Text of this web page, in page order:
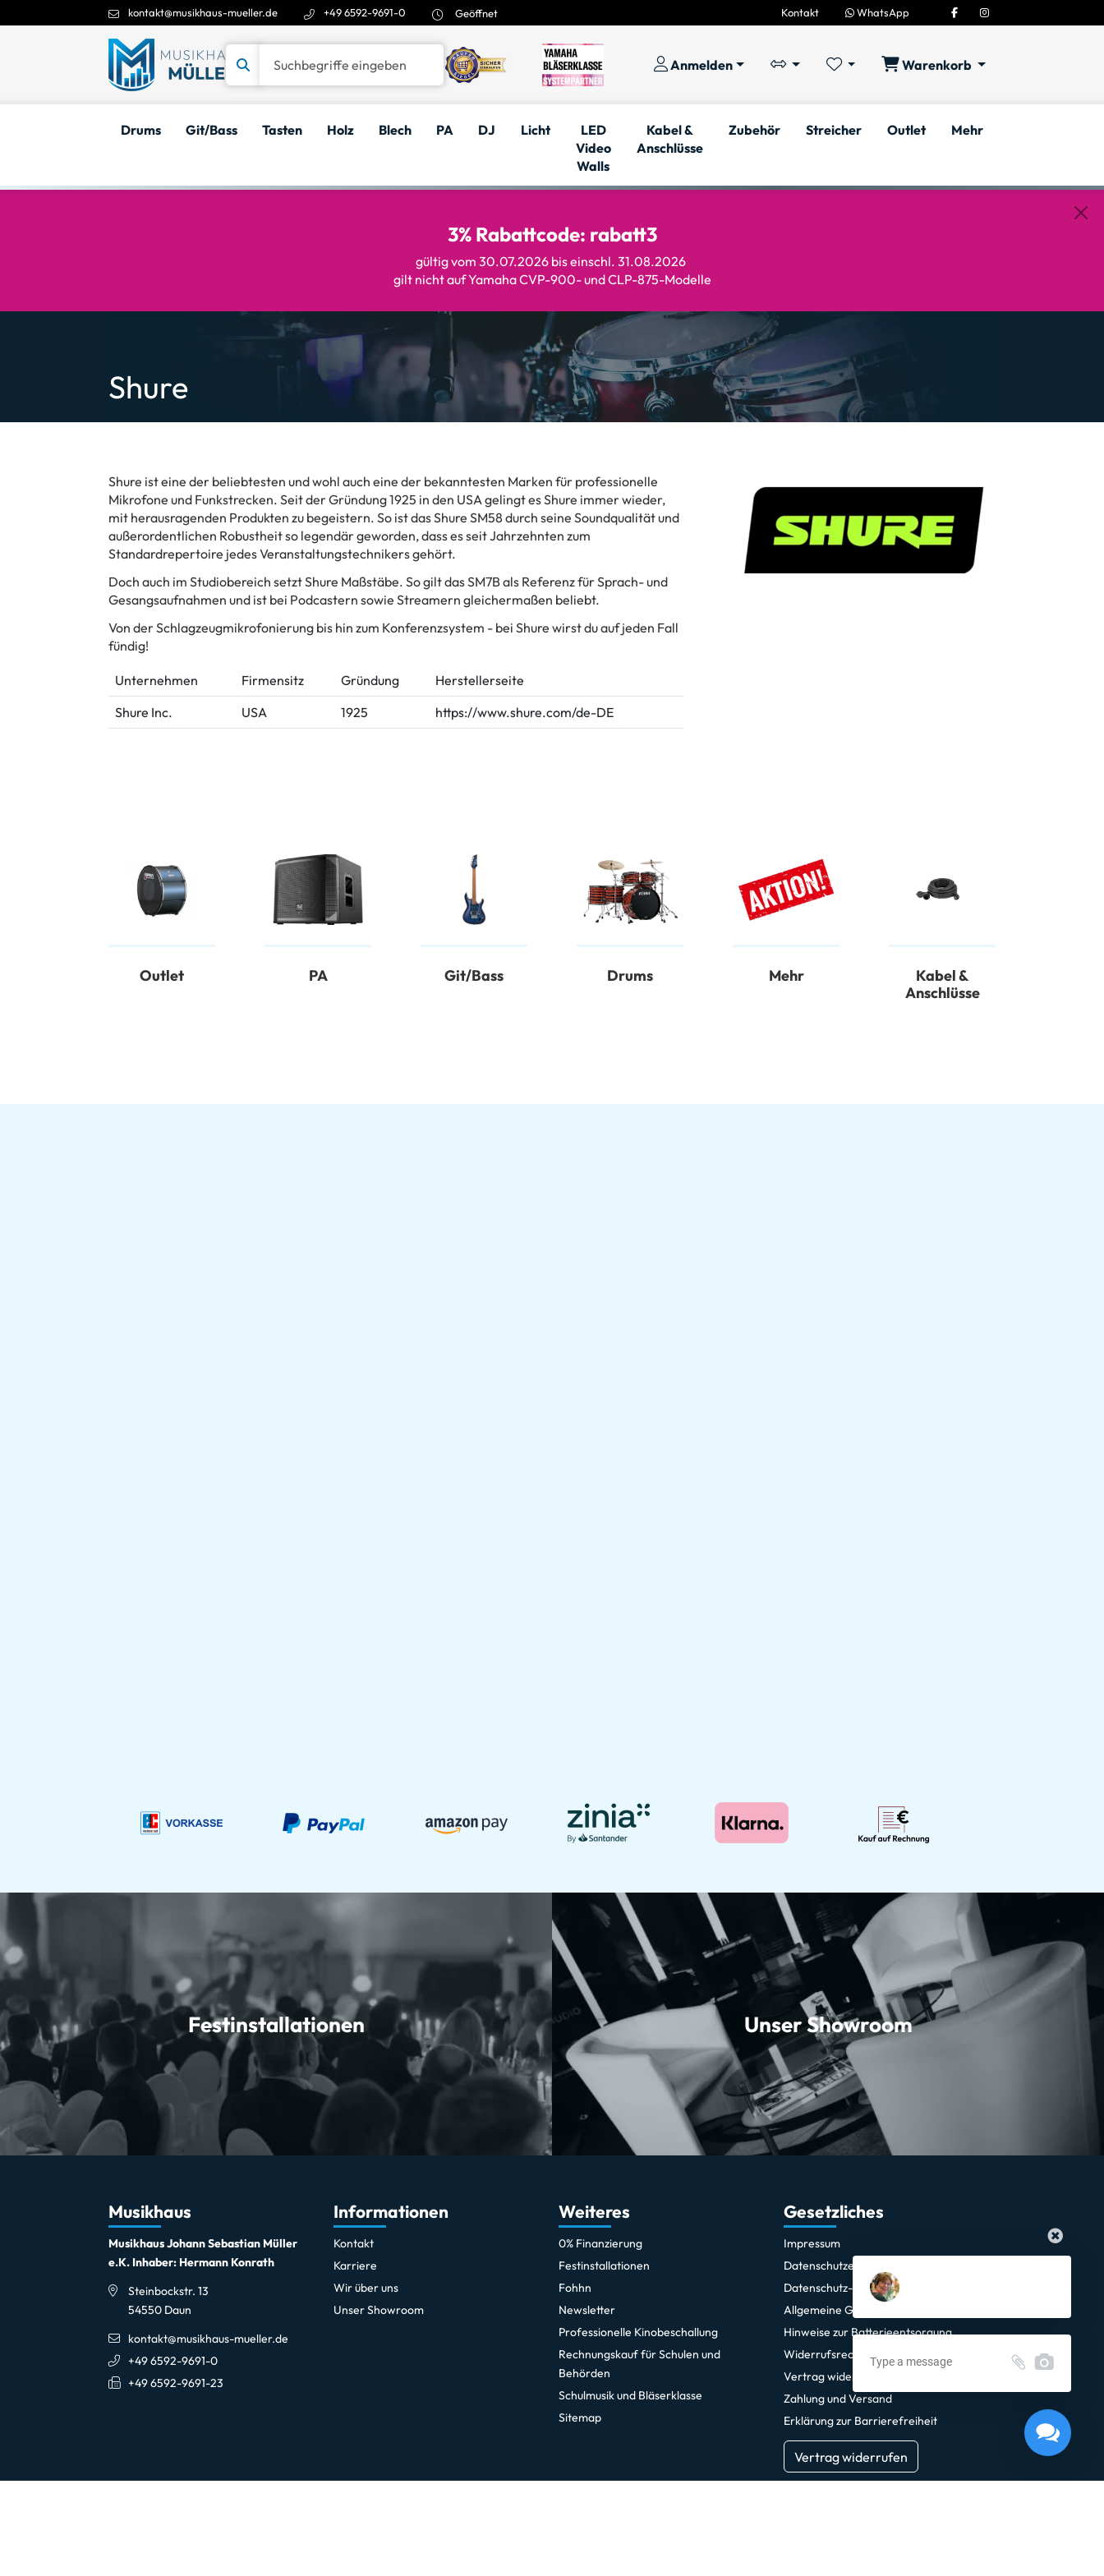
kontakt@musikhaus-mueller.de +49 6592-9691-0 Geöffnet Kontakt WhatsApp
Anmelden Warenkorb
Drums Git/Bass Tasten Holz Blech PA DJ Licht
LED
Video
Walls
Kabel &
Anschlüsse
Zubehör Streicher Outlet Mehr
3% Rabattcode: rabatt3
gültig vom 30.07.2026 bis einschl. 31.08.2026
gilt nicht auf Yamaha CVP-900- und CLP-875-Modelle
Shure
Shure ist eine der beliebtesten und wohl auch eine der bekanntesten Marken für professionelle
Mikrofone und Funkstrecken. Seit der Gründung 1925 in den USA gelingt es Shure immer wieder,
mit herausragenden Produkten zu begeistern. So ist das Shure SM58 durch seine Soundqualität und
außerordentlichen Robustheit so legendär geworden, dass es seit Jahrzehnten zum
Standardrepertoire jedes Veranstaltungstechnikers gehört.
Doch auch im Studiobereich setzt Shure Maßstäbe. So gilt das SM7B als Referenz für Sprach- und
Gesangsaufnahmen und ist bei Podcastern sowie Streamern gleichermaßen beliebt.
Von der Schlagzeugmikrofonierung bis hin zum Konferenzsystem - bei Shure wirst du auf jeden Fall
fündig!
Unternehmen Firmensitz Gründung
Herstellerseite
Shure Inc.
USA 1925 https://www.shure.com/de-DE
Outlet PA Git/Bass Drums Mehr
Kabel &
Anschlüsse
Festinstallationen Unser Showroom
Musikhaus
Musikhaus Johann Sebastian Müller
e.K. Inhaber: Hermann Konrath
Steinbockstr. 13
54550 Daun
kontakt@musikhaus-mueller.de
+49 6592-9691-0
+49 6592-9691-23
Informationen
Kontakt
Karriere
Wir über uns
Unser Showroom
Weiteres
0% Finanzierung
Festinstallationen
Fohhn
Newsletter
Professionelle Kinobeschallung
Rechnungskauf für Schulen und
Behörden
Schulmusik und Bläserklasse
Sitemap
Gesetzliches
Impressum
Datenschutzerklärung
Datenschutz-Einstellungen
Allgemeine Geschäftsbedingungen
Hinweise zur Batterieentsorgung
Widerrufsrecht
Vertrag widerrufen
Zahlung und Versand
Erklärung zur Barrierefreiheit
Vertrag widerrufen